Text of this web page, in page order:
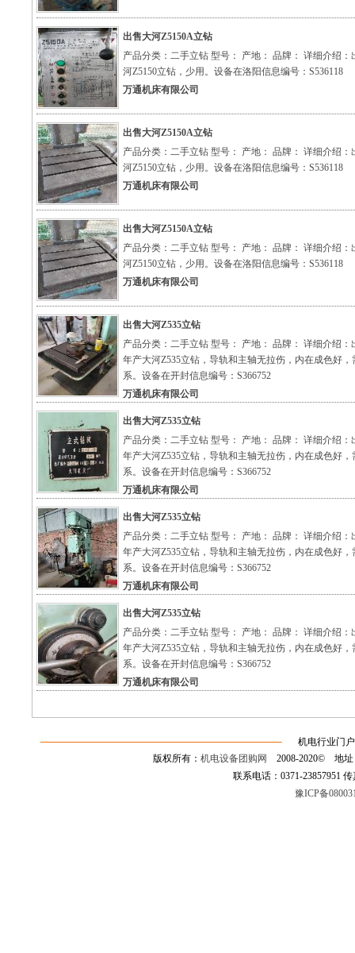
出售大河Z5150A立钻
产品分类：二手立钻 型号： 产地： 品牌： 详细介绍：
河Z5150立钻，少用。设备在洛阳信息编号：S536118
万通机床有限公司
出售大河Z5150A立钻
产品分类：二手立钻 型号： 产地： 品牌： 详细介绍：
河Z5150立钻，少用。设备在洛阳信息编号：S536118
万通机床有限公司
出售大河Z5150A立钻
产品分类：二手立钻 型号： 产地： 品牌： 详细介绍：
河Z5150立钻，少用。设备在洛阳信息编号：S536118
万通机床有限公司
出售大河Z535立钻
产品分类：二手立钻 型号： 产地： 品牌： 详细介绍：
年产大河Z535立钻，导轨和主轴无拉伤，内在成色好，
系。设备在开封信息编号：S366752
万通机床有限公司
出售大河Z535立钻
产品分类：二手立钻 型号： 产地： 品牌： 详细介绍：
年产大河Z535立钻，导轨和主轴无拉伤，内在成色好，
系。设备在开封信息编号：S366752
万通机床有限公司
出售大河Z535立钻
产品分类：二手立钻 型号： 产地： 品牌： 详细介绍：
年产大河Z535立钻，导轨和主轴无拉伤，内在成色好，
系。设备在开封信息编号：S366752
万通机床有限公司
出售大河Z535立钻
产品分类：二手立钻 型号： 产地： 品牌： 详细介绍：
年产大河Z535立钻，导轨和主轴无拉伤，内在成色好，
系。设备在开封信息编号：S366752
万通机床有限公司
机电行业门
版权所有： 机电设备团购网
2008-2020© 地址
联系电话：0371-23857951
豫ICP备